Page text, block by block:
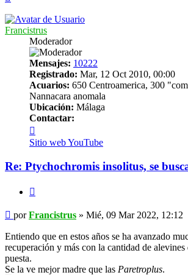
Francistrus
Moderador
Mensajes: 10222
Registrado: Mar, 12 Oct 2010, 00:00
Acuarios: 650 Centroamerica, 300
Nannacara anomala
Ubicación: Málaga
Contactar:
Francistrus
Sitio webYouTube
Re: Ptychochromis insolitus, se
Mensaje
porFrancistrus » Mié, 09 Mar 2022, 12:12
Entiendo que en estos años se ha avanzado
recuperación y más con la cantidad de
puesta.
Se la ve mejor madre que las Paretroplus.